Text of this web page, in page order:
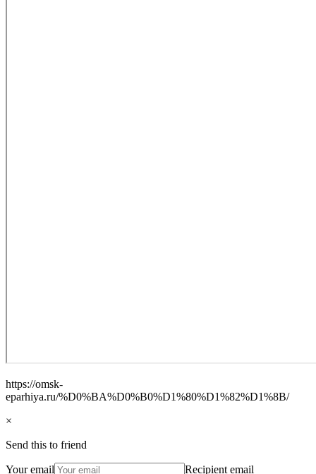
https://omsk-
eparhiya.ru/%D0%BA%D0%B0%D1%80%D1%82%D1%8B/
×
Send this to friend
Your email Recipient email